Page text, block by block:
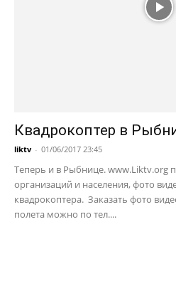
Квадрокоптер в
liktv - 01/06/2017 23:45
Теперь и в Рыбнице. www.Liktv.org
организаций и населения, фото
квадрокоптера. Заказать фото
полета можно по тел....